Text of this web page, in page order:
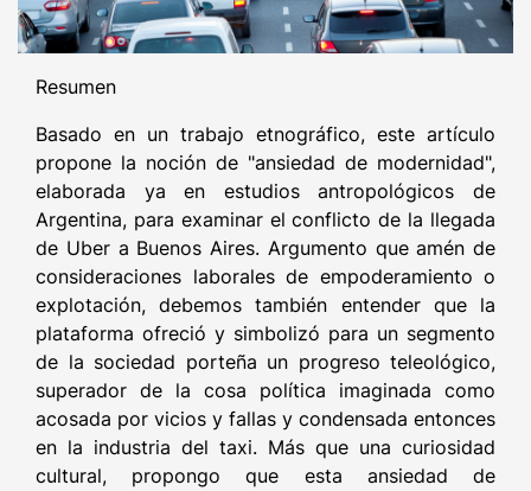
Resumen
Basado en un trabajo etnográfico, este artículo
propone la noción de "ansiedad de modernidad",
elaborada ya en estudios antropológicos de
Argentina, para examinar el conflicto de la llegada
de Uber a Buenos Aires. Argumento que amén de
consideraciones laborales de empoderamiento o
explotación, debemos también entender que la
plataforma ofreció y simbolizó para un segmento
de la sociedad porteña un progreso teleológico,
superador de la cosa política imaginada como
acosada por vicios y fallas y condensada entonces
en la industria del taxi. Más que una curiosidad
cultural, propongo que esta ansiedad de